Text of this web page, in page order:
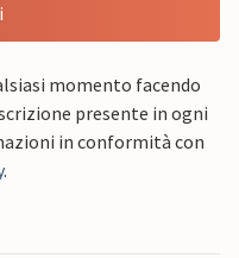
momento facendo
presente in ogni
in conformità con
.